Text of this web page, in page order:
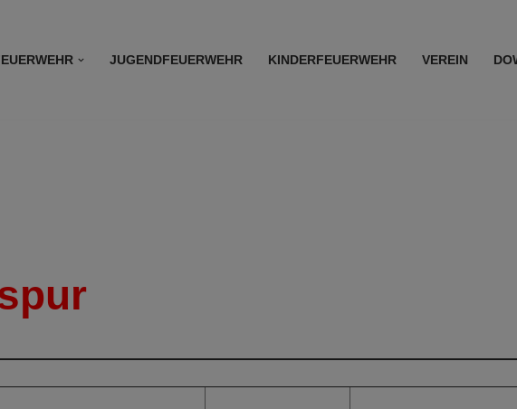
JUGENDFEUERWEHR KINDERFEUERWEHR VEREIN